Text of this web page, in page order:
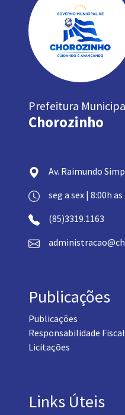
Prefeitura
Chorozinho
Av. Raimundo
seg a sex | 8:00h as
(85)3319.1163
Publicações
Publicações
Responsabilidade Fiscal
Licitações
Links Úteis